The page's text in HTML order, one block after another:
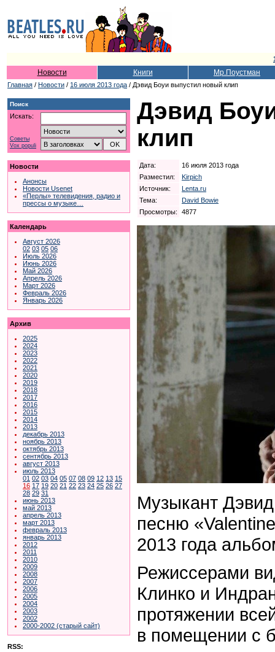
Новости Книги Мр.Поустман
Главная / Новости / 16 июля 2013 года / Дэвид Боуи выпустил новый клип
Поиск
Искать:
Советы
Vox populi
Новости
Анонсы
Новости Usenet
«Перлы» телевидения, радио и
прессы о музыке…
Календарь
Август 2026
02 03 05 06
Июль 2026
Июнь 2026
Май 2026
Апрель 2026
Март 2026
Февраль 2026
Январь 2026
Архив
2025
2024
2023
2022
2021
2020
2019
2018
2017
2016
2015
2014
2013
декабрь 2013
ноябрь 2013
октябрь 2013
сентябрь 2013
август 2013
июль 2013
01 02 03 04 05 07 08 09 12 13 15
16 17 19 20 21 22 23 24 25 26 27
28 29 31
июнь 2013
май 2013
апрель 2013
март 2013
февраль 2013
январь 2013
2012
2011
2010
2009
2008
2007
2006
2005
2004
2003
2002
2000-2002 (старый сайт)
RSS:
Дэвид
клип
Дата:
16 июля 2013 года
Разместил:
Kirpich
Источник:
Lenta.ru
Тема:
David Bowie
Просмотры:
4877
Музыкант
песню
2013 года
Режиссерами
Клинко и
протяжении
в помещении с